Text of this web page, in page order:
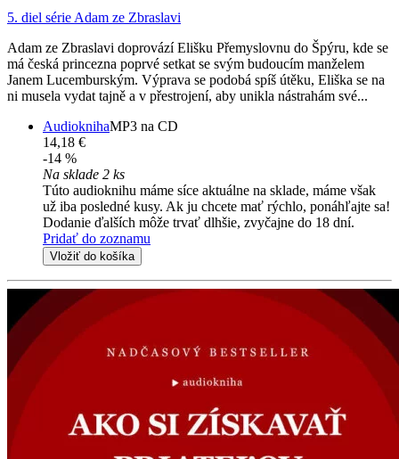
5. diel série Adam ze Zbraslavi
Adam ze Zbraslavi doprovází Elišku Přemyslovnu do Špýru, kde se
má česká princezna poprvé setkat se svým budoucím manželem
Janem Lucemburským. Výprava se podobá spíš útěku, Eliška se na
ni musela vydat tajně a v přestrojení, aby unikla nástrahám své...
AudioknihaMP3 na CD
14,18 €
-14 %
Na sklade 2 ks
Túto audioknihu máme síce aktuálne na sklade, máme však
už iba posledné kusy. Ak ju chcete mať rýchlo, ponáhľajte sa!
Dodanie ďalších môže trvať dlhšie, zvyčajne do 18 dní.
Pridať do zoznamu
Vložiť do košíka